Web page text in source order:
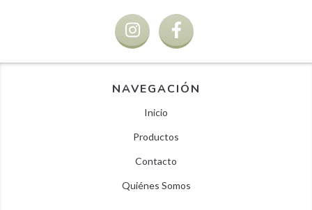
NAVEGACIÓN
Inicio
Productos
Contacto
Quiénes Somos